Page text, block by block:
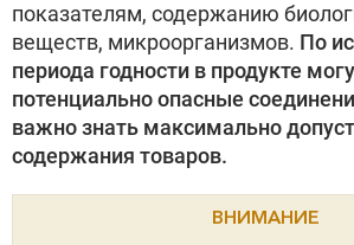
показателям, содержанию
веществ, микроорганизмов. По
периода годности в продукте
потенциально опасные
важно знать максимально
содержания товаров.
ВНИМАНИЕ